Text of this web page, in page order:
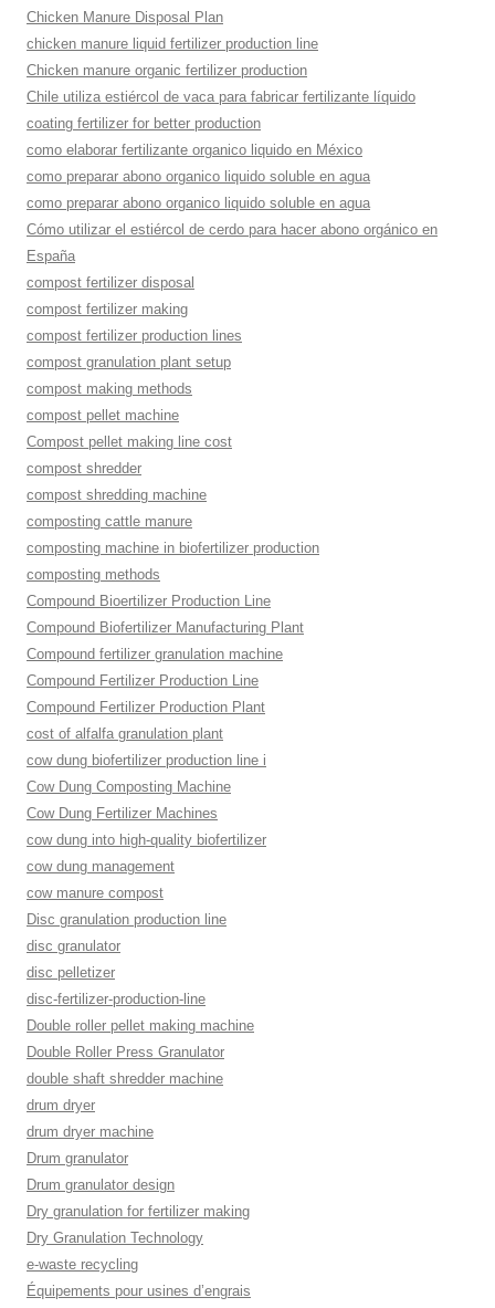
Chicken Manure Disposal Plan
chicken manure liquid fertilizer production line
Chicken manure organic fertilizer production
Chile utiliza estiércol de vaca para fabricar fertilizante líquido
coating fertilizer for better production
como elaborar fertilizante organico liquido en México
como preparar abono organico liquido soluble en agua
como preparar abono organico liquido soluble en agua
Cómo utilizar el estiércol de cerdo para hacer abono orgánico en
España
compost fertilizer disposal
compost fertilizer making
compost fertilizer production lines
compost granulation plant setup
compost making methods
compost pellet machine
Compost pellet making line cost
compost shredder
compost shredding machine
composting cattle manure
composting machine in biofertilizer production
composting methods
Compound Bioertilizer Production Line
Compound Biofertilizer Manufacturing Plant
Compound fertilizer granulation machine
Compound Fertilizer Production Line
Compound Fertilizer Production Plant
cost of alfalfa granulation plant
cow dung biofertilizer production line i
Cow Dung Composting Machine
Cow Dung Fertilizer Machines
cow dung into high-quality biofertilizer
cow dung management
cow manure compost
Disc granulation production line
disc granulator
disc pelletizer
disc-fertilizer-production-line
Double roller pellet making machine
Double Roller Press Granulator
double shaft shredder machine
drum dryer
drum dryer machine
Drum granulator
Drum granulator design
Dry granulation for fertilizer making
Dry Granulation Technology
e-waste recycling
Équipements pour usines d’engrais